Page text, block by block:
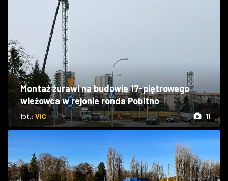
Montaż żurawi na budowie 17-piętrowego
wieżowca w rejonie ronda Pobitno
fot.:ViC 11